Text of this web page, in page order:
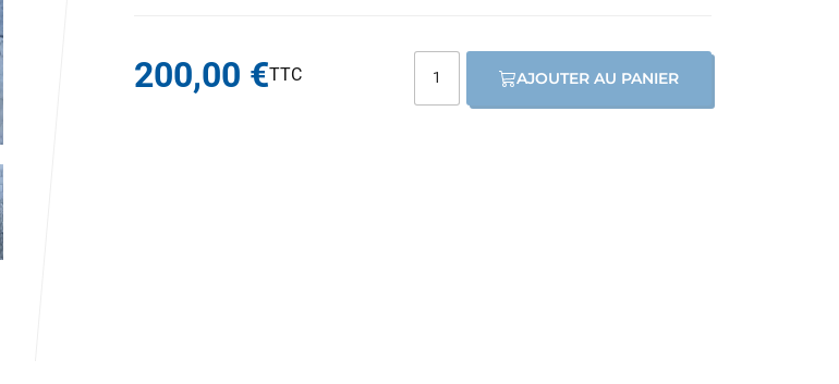
200,00 € AJOUTER AU PANIER